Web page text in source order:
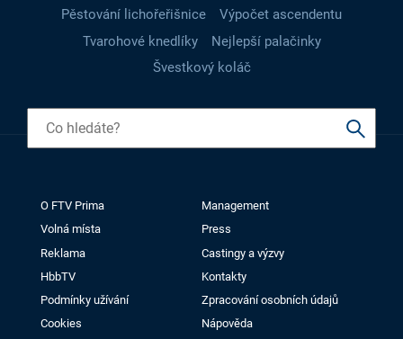
Pěstování lichořeřišnice
Výpočet ascendentu
Tvarohové knedlíky
Nejlepší palačinky
Švestkový koláč
O FTV Prima
Management
Volná místa
Press
Reklama
Castingy a výzvy
HbbTV
Kontakty
Podmínky užívání
Zpracování osobních údajů
Cookies
Nápověda